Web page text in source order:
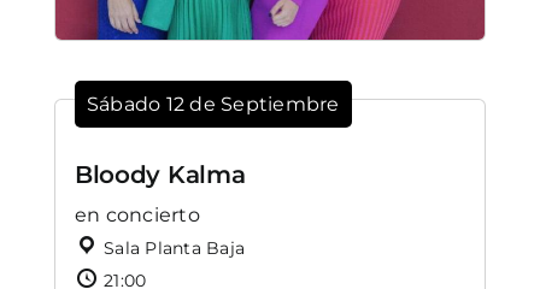
Sábado 12 de Septiembre
Bloody Kalma
en concierto
Sala Planta Baja
21:00